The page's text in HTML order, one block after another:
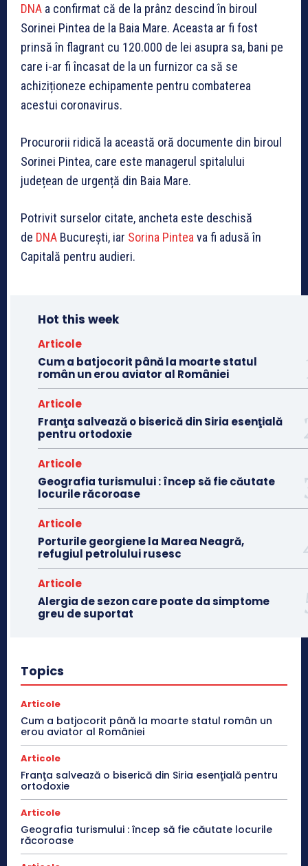
DNA a confirmat că de la prânz descind în biroul
Sorinei Pintea de la Baia Mare. Aceasta ar fi fost
prinsă în flagrant cu 120.000 de lei asupra sa, bani pe
care i-ar fi încasat de la un furnizor ca să se
achiziționeze echipamente pentru combaterea
acestui coronavirus.
Procurorii ridică la această oră documente din biroul
Sorinei Pintea, care este managerul spitalului
județean de urgență din Baia Mare.
Potrivit surselor citate, ancheta este deschisă
de DNA București, iar Sorina Pintea va fi adusă în
Capitală pentru audieri.
Hot this week
Articole
Cum a batjocorit până la moarte statul
român un erou aviator al României
Articole
Franţa salvează o biserică din Siria esenţială
pentru ortodoxie
Articole
Geografia turismului : încep să fie căutate
locurile răcoroase
Articole
Porturile georgiene la Marea Neagră,
refugiul petrolului rusesc
Articole
Alergia de sezon care poate da simptome
greu de suportat
Topics
Articole
Cum a batjocorit până la moarte statul român un
erou aviator al României
Articole
Franţa salvează o biserică din Siria esenţială pentru
ortodoxie
Articole
Geografia turismului : încep să fie căutate locurile
răcoroase